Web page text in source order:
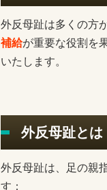
外反母趾は多くの方
補給が重要な役割を
いたします。
外反母趾とは
外反母趾は、足の親
す：